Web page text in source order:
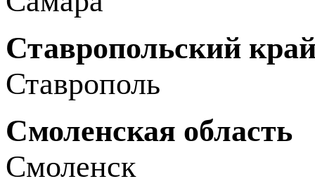
Ставропольский
Ставрополь
Смоленская область
Смоленск